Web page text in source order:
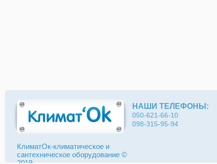
НАШИ ТЕЛЕФОНЫ:
050-621-66-10
098-315-95-94
КлиматОк-климатическое и
сантехническое оборудование ©